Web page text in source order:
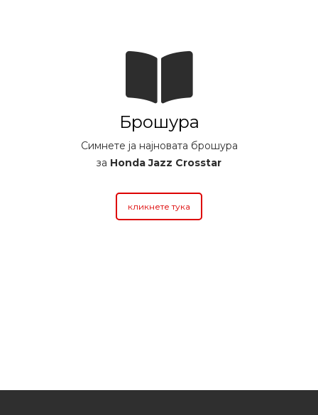
Брошура
Симнете ја најновата брошура
за Honda Jazz Crosstar
кликнете тука